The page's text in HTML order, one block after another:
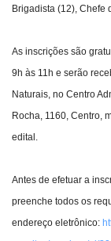
Brigadista (12), Chefe
As inscrições são
9h às 11h e serão
Naturais, no Centro
Rocha, 1160, Centro,
edital.
Antes de efetuar a
preenche todos os
endereço eletrônico: